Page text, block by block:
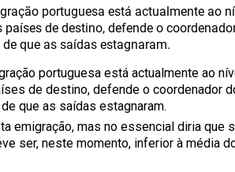
portuguesa está actualmente ao
de destino, defende o
que as saídas estagnaram.
portuguesa está actualmente ao
de destino, defende o coordenador
que as saídas estagnaram.
emigração, mas no essencial diria que
ser, neste momento, inferior à média